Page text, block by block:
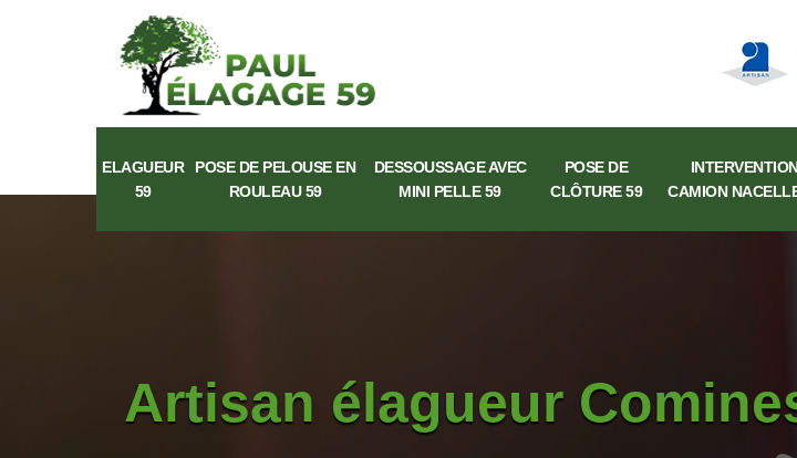
ELAGUEUR
59
POSE DE PELOUSE EN
ROULEAU 59
DESSOUSSAGE AVEC
MINI PELLE 59
POSE DE
CLÔTURE 59
CAMION
Artisan élagueur